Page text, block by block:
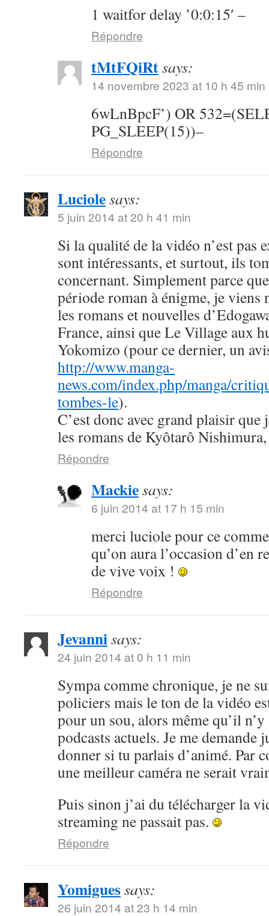
1 waitfor delay ’0:0:15′ –
Répondre
tMtFQiRtsays:
14 novembre 2023 at 10 h 45 min
6wLnBpcF’) OR
PG_SLEEP(15))–
Répondre
Luciolesays:
5 juin 2014 at 20 h 41 min
Si la qualité de la vidéo n’est pas
sont intéressants, et surtout, ils
concernant. Simplement parce
période roman à énigme, je viens
les romans et nouvelles
France, ainsi que Le Village aux
Yokomizo (pour ce dernier, un
http://www.manga-
news.com/index.php/manga/
tombes-le).
C’est donc avec grand plaisir que
les romans de Kyôtarô
Répondre
Mackiesays:
6 juin 2014 at 17 h 15 min
merci luciole pour ce
qu’on aura l’occasion d’en
de vive voix !
Répondre
Jevannisays:
24 juin 2014 at 0 h 11 min
Sympa comme chronique, je ne
policiers mais le ton de la vidéo
pour un sou, alors même qu’il
podcasts actuels. Je me demande
donner si tu parlais d’animé. Par
une meilleur caméra ne serait
Puis sinon j’ai du télécharger la
streaming ne passait pas.
Répondre
Yomiguessays:
26 juin 2014 at 23 h 14 min